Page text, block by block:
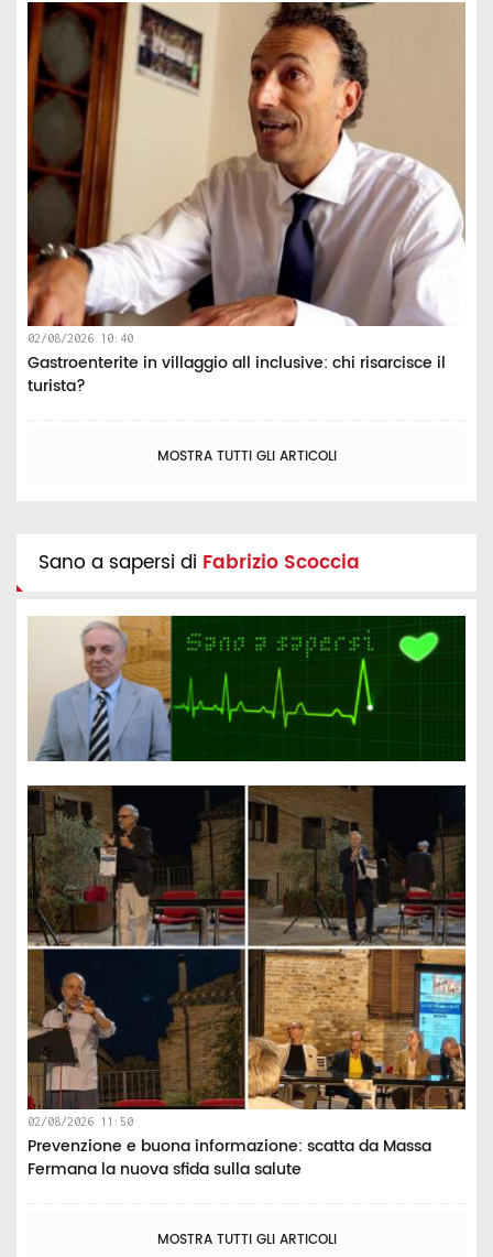
02/08/2026 10:40
Gastroenterite in villaggio all inclusive: chi risarcisce il
turista?
MOSTRA TUTTI GLI ARTICOLI
Sano a sapersi di Fabrizio Scoccia
02/08/2026 11:50
Prevenzione e buona informazione: scatta da Massa
Fermana la nuova sfida sulla salute
MOSTRA TUTTI GLI ARTICOLI